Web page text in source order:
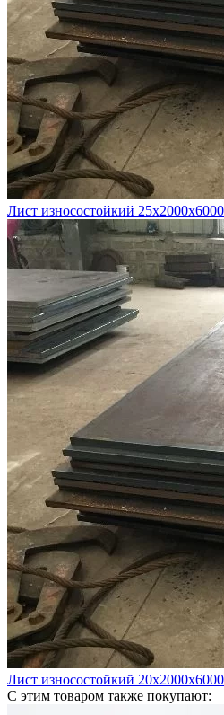
Лист износостойкий
Лист износостойкий
С этим товаром также покупают: